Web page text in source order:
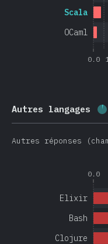
0.0
OCaml
Scala
Autres langages
Autres réponses
0.0
Clojure
Bash
Elixir